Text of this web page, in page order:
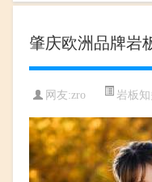
肇庆欧洲品牌岩
网友:zro 岩板